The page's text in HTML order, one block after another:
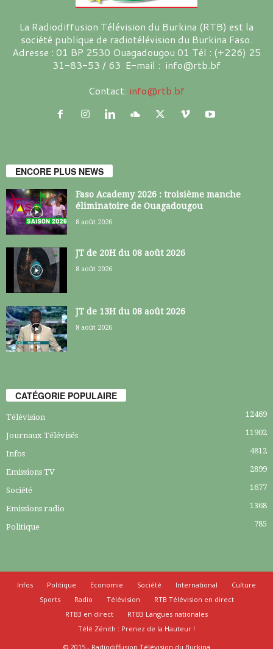
La Radiodiffusion Télévision du Burkina (RTB) est la
société publique de radiotélévision du Burkina Faso.
Adresse : 01 BP 2530 Ouagadougou 01 Tél : (+226) 25
31-83-53 / 63 E-mail : info@rtb.bf
Contact: info@rtb.bf
ENCORE PLUS NEWS
Faso Academy 2026 : troisième manche
éliminatoire de Ouagadougou
8 août 2026
JT de 20H du 08 août 2026
8 août 2026
JT de 13H du 08 août 2026
8 août 2026
CATÉGORIE POPULAIRE
Télévision 12469
Journaux Télévisés 11902
Infos 4812
Emissions TV 2899
Société 1677
Emissions radio 1368
Politique 785
Infos Politique Economie Société International
Culture
Sports
Radio Télévision
RTB Télévision en direct
RTB3 en direct
RTB3 Langues nationales
Télé Zénith : Prenez de la Hauteur !
© 2015 - Radiodiffusion Télévision du Burkina